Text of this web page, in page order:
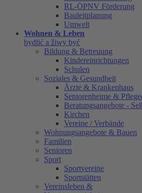
RL-ÖPNV Förderung
Bauleitplanung
Umwelt
Wohnen & Leben
bydlić a žiwy być
Bildung & Betreuung
Kindereinrichtungen
Schulen
Soziales & Gesundheit
Ärzte & Krankenhaus
Seniorenheime &
Beratungsangebote -
Kirchen
Vereine / Verbände
Wohnungsangebote & Bauen
Familien
Senioren
Sport
Sportvereine
Sportstätten
Vereinsleben &